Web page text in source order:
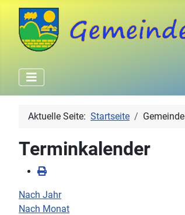
Aktuelle Seite: Startseite Gemeinde
Terminkalender
Nach Jahr
Nach Monat